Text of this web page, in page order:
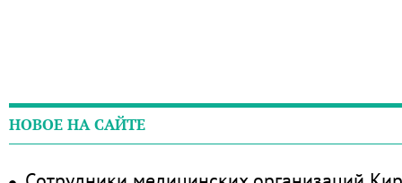
НОВОЕ НА САЙТЕ